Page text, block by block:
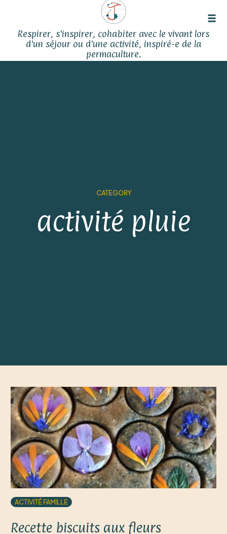
Respirer, s'inspirer, cohabiter avec le vivant lors
d'un séjour ou d'une activité, inspiré-e de la
permaculture.
CATEGORY
activité pluie
ACTIVITÉ FAMILLE
Recette biscuits aux fleurs